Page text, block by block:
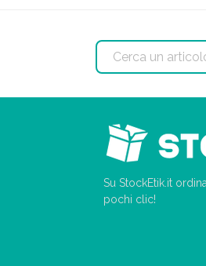
Su StockEtik.it
pochi clic!